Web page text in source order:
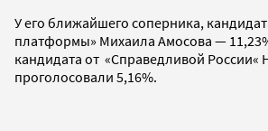
У его ближайшего соперника,
платформы» Михаила Амосова —
кандидата от «Справедливой России«
проголосовали 5,16%.